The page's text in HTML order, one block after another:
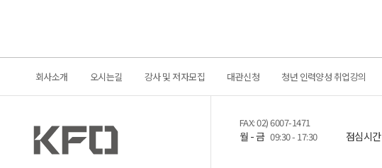
회사소개 오시는길 강사 및 저자모집 대관신청 청년 인력양성 취업강의
FAX: 02) 6007-1471
월 - 금 09:30 - 17:30 점심시간